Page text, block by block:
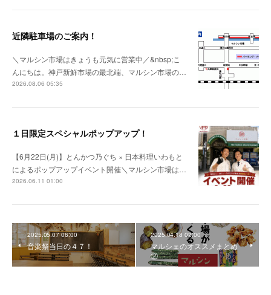
近隣駐車場のご案内！
＼マルシン市場はきょうも元気に営業中／&nbsp;こ
んにちは。神戸新鮮市場の最北端、マルシン市場の…
2026.08.06 05:35
１日限定スペシャルポップアップ！
【6月22日(月)】とんかつ乃ぐち × 日本料理いわもと
によるポップアップイベント開催＼マルシン市場は…
2026.06.11 01:00
2025.05.07 06:00
音楽祭当日の４７！
2025.04.18 02:00
マルシェのオススメまとめ
②